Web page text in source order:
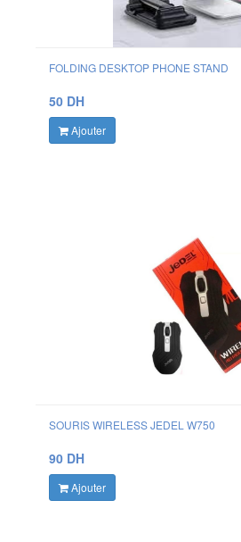
FOLDING DESKTOP PHONE STAND
50 DH
Ajouter
SOURIS WIRELESS JEDEL W750
90 DH
Ajouter